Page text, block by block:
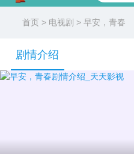
首页 > 电视剧 > 早安，青春
剧情介绍